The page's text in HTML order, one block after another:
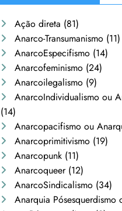
Ação direta (81)
Anarco-Transumanismo (11)
AnarcoEspecifismo (14)
Anarcofeminismo (24)
Anarcoilegalismo (9)
AnarcoIndividualismo ou
(14)
Anarcopacifismo ou
Anarcoprimitivismo (19)
Anarcopunk (11)
Anarcoqueer(12)
AnarcoSindicalismo (34)
Anarquia Pósesquerdismo